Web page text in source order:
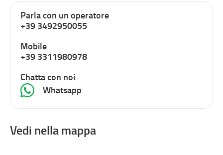
Parla con un operatore
+39 3492950055
Mobile
+39 3311980978
Chatta con noi
Whatsapp
Vedi nella mappa